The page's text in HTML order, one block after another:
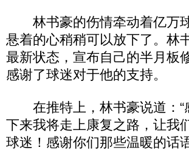
林书豪的伤情牵动着亿万
悬着的心稍稍可以放下了。林
最新状态，宣布自己的半月板
感谢了球迷对于他的支持。
在推特上，林书豪说道：“
下来我将走上康复之路，让我
球迷！感谢你们那些温暖的话